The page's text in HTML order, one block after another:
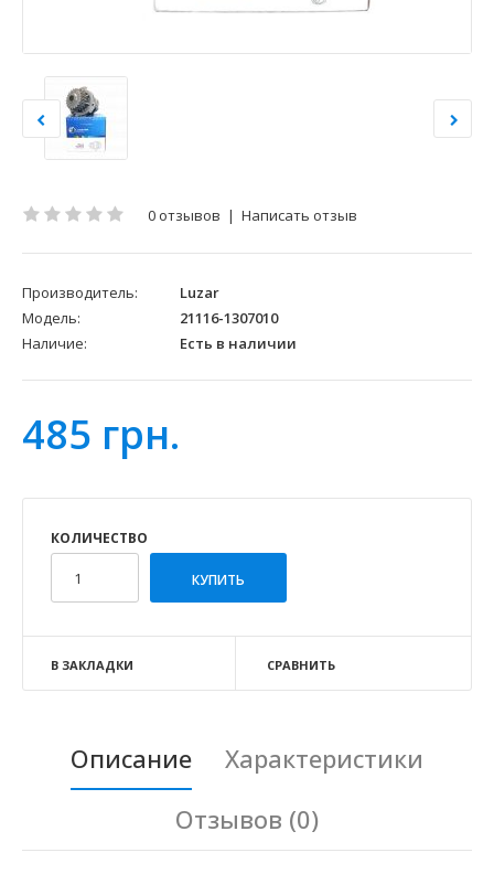
0 отзывов | Написать отзыв
Производитель:
Luzar
Модель:
21116-1307010
Наличие:
Есть в наличии
485 грн.
КОЛИЧЕСТВО
В ЗАКЛАДКИ СРАВНИТЬ
Описание
Характеристики
Отзывов (0)